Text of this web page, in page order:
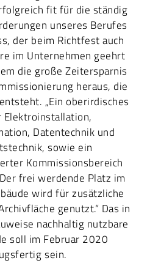
fit für die ständig
unseres Berufes
der beim Richtfest auch
im Unternehmen geehrt
die große Zeitersparnis
heraus, die
„Ein oberirdisches
Elektroinstallation,
Datentechnik und
sowie ein
Kommissionsbereich
frei werdende Platz im
wird für zusätzliche
genutzt.“ Das in
nachhaltig nutzbare
soll im Februar 2020
sein.